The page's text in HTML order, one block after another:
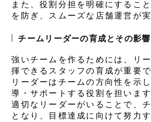
また、役割分担を明確にするこ
を防ぎ、スムーズな店舗運営が実
チームリーダーの育成とその影響
強いチームを作るためには、リ
揮できるスタッフの育成が重要で
リーダーはチームの方向性を示
導・サポートする役割を担います
適切なリーダーがいることで、
となり、目標達成に向けて努力